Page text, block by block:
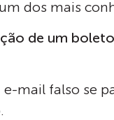
dos mais
de um
mail falso se